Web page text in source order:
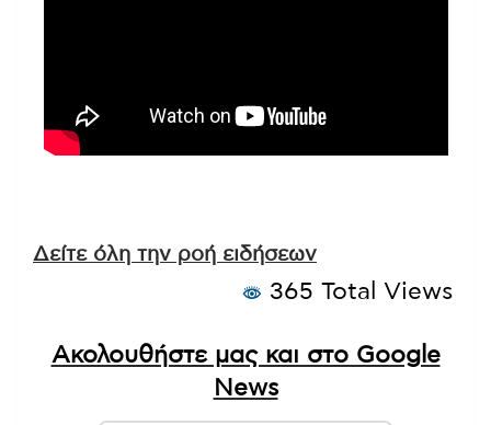
Δείτε όλη την ροή ειδήσεων
365 Total Views
Ακολουθήστε μας και στο Google
News